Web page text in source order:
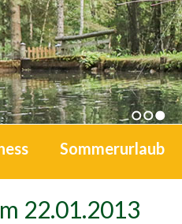
1 2 3
Sommerurlaub
22.01.2013